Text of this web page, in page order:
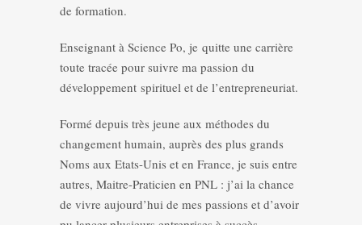
de formation.
Enseignant à Science Po, je quitte une carrière
toute tracée pour suivre ma passion du
développement spirituel et de l’entrepreneuriat.
Formé depuis très jeune aux méthodes du
changement humain, auprès des plus grands
Noms aux Etats-Unis et en France, je suis entre
autres, Maitre-Praticien en PNL : j’ai la chance
de vivre aujourd’hui de mes passions et d’avoir